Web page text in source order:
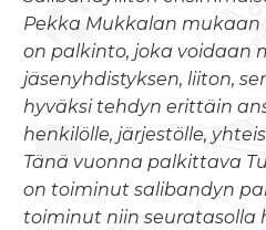
Pekka Mukkalan
on palkinto, joka voidaan
jäsenyhdistyksen, liiton,
hyväksi tehdyn erittäin
henkilölle, järjestölle,
Tänä vuonna palkittava
on toiminut salibandyn
toiminut niin seuratasolla